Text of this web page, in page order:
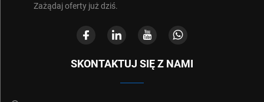
Zażądaj oferty już dziś.
SKONTAKTUJ SIĘ Z NAMI